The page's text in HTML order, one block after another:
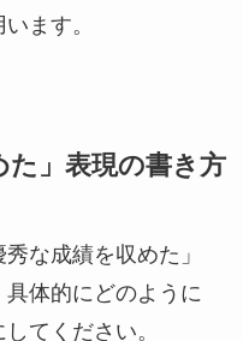
ます。
た」表現の書き方
な成績を収めた」
体的にどのように
てください。